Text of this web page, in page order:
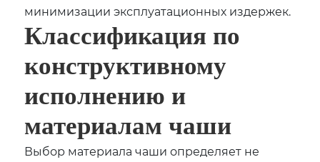
минимизации эксплуатационных издержек.
Классификация по
конструктивному
исполнению и
материалам чаши
Выбор материала чаши определяет не